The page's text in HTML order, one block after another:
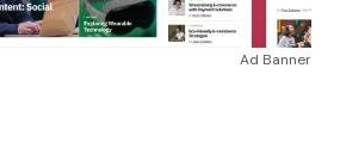
Ad Banner